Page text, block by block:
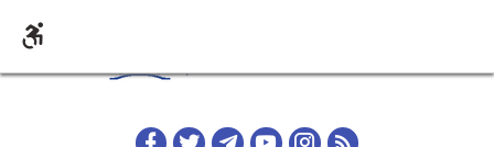
Redes sociales home